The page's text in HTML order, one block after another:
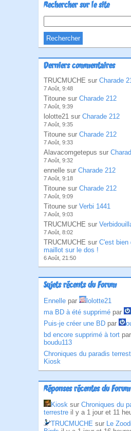
Rechercher sur le site
Derniers commentaires
TRUCMUCHE sur Charade
7 Août, 9:48
Titoune sur Charade 212
7 Août, 9:39
lolotte21 sur Charade 212
7 Août, 9:35
Titoune sur Charade 212
7 Août, 9:33
Alavacomgetepus sur
7 Août, 9:32
ennelle sur Charade 212
7 Août, 9:18
Titoune sur Charade 212
7 Août, 9:09
Titoune sur Verbi 1441
7 Août, 9:03
TRUCMUCHE sur
7 Août, 8:02
TRUCMUCHE sur C'est bien
maillot sur le dos !
6 Août, 21:50
Sujets récents du Forum
Ennelle par
lolotte21
ma BD à été supprimé par
Puis-je créer une BD par
bd encore supprimé à tort par
boudu113
Chroniques du paradis
Kiosk
Réponses récentes du Forum
Kiosk sur Chroniques du
terrestre il y a 1 jour et 11
TRUCMUCHE sur Le